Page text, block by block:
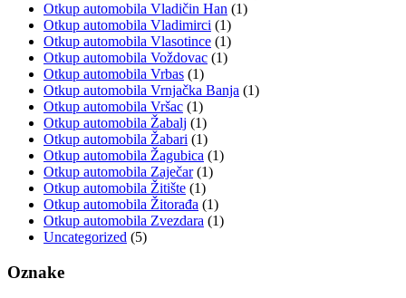
Otkup automobila Vladičin Han (1)
Otkup automobila Vladimirci (1)
Otkup automobila Vlasotince (1)
Otkup automobila Voždovac (1)
Otkup automobila Vrbas (1)
Otkup automobila Vrnjačka Banja (1)
Otkup automobila Vršac (1)
Otkup automobila Žabalj (1)
Otkup automobila Žabari (1)
Otkup automobila Žagubica (1)
Otkup automobila Zaječar(1)
Otkup automobila Žitište (1)
Otkup automobila Žitorađa (1)
Otkup automobila Zvezdara (1)
Uncategorized (5)
Oznake